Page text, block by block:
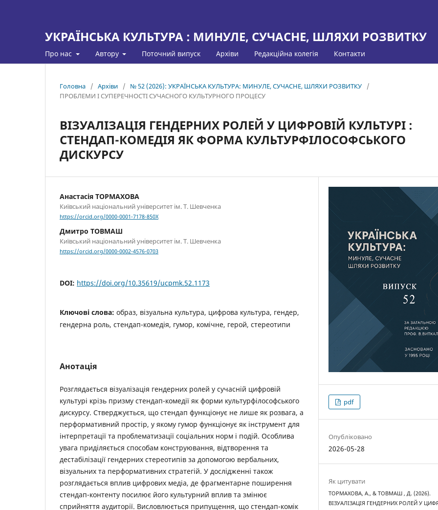
УКРАЇНСЬКА КУЛЬТУРА : МИНУЛЕ, СУЧАСНЕ, ШЛЯХИ РОЗВИТКУ
Про нас Автору Поточний випуск Архіви Редакційна колегія Контакти
Головна / Архіви / № 52 (2026): УКРАЇНСЬКА КУЛЬТУРА: МИНУЛЕ, СУЧАСНЕ, ШЛЯХИ РОЗВИТКУ
/
ПРОБЛЕМИ І СУПЕРЕЧНОСТІ СУЧАСНОГО КУЛЬТУРНОГО ПРОЦЕСУ
ВІЗУАЛІЗАЦІЯ ГЕНДЕРНИХ РОЛЕЙ У ЦИФРОВІЙ КУЛЬТУРІ :
СТЕНДАП-КОМЕДІЯ ЯК ФОРМА КУЛЬТУРФІЛОСОФСЬКОГО
ДИСКУРСУ
Анастасія ТОРМАХОВА
Київський національний університет ім. Т. Шевченка
https://orcid.org/0000-0001-7178-850X
Дмитро ТОВМАШ
Київський національний університет ім. Т. Шевченка
https://orcid.org/0000-0002-4576-0703
DOI: https://doi.org/10.35619/ucpmk.52.1173
Ключові слова: образ, візуальна культура, цифрова культура, гендер,
гендерна роль, стендап-комедія, гумор, комічне, герой, стереотипи
Анотація
Розглядається візуалізація гендерних ролей у сучасній цифровій
культурі крізь призму стендап-комедії як форми культурфілософського
дискурсу. Стверджується, що стендап функціонує не лише як розвага, а
перформативний простір, у якому гумор функціонує як інструмент для
інтерпретації та проблематизації соціальних норм і подій. Особлива
увага приділяється способам конструювання, відтворення та
дестабілізації гендерних стереотипів за допомогою вербальних,
візуальних та перформативних стратегій. У дослідженні також
розглядається вплив цифрових медіа, де фрагментарне поширення
стендап-контенту посилює його культурний вплив та змінює
сприйняття аудиторії. Висловлюється припущення, що стендап-комік
pdf
Опубліковано
2026-05-28
Як цитувати
ТОРМАХОВА, А., & ТОВМАШ , Д. (2026).
ВІЗУАЛІЗАЦІЯ ГЕНДЕРНИХ РОЛЕЙ У